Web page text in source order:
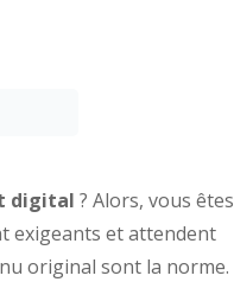
digital ? Alors, vous êtes
exigeants et attendent
original sont la norme.